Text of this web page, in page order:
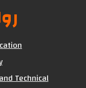
Technical